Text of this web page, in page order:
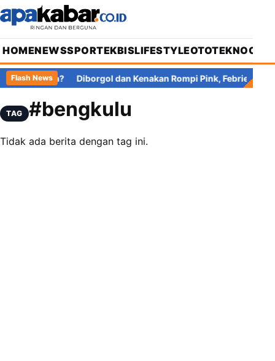
HOMENEWSSPORTEKBISLIFESTYLEOTOTEKNO
Flash News
di Mana? Diborgol dan Kenakan Rompi Pink, Febrie
TAG #bengkulu
Tidak ada berita dengan tag ini.